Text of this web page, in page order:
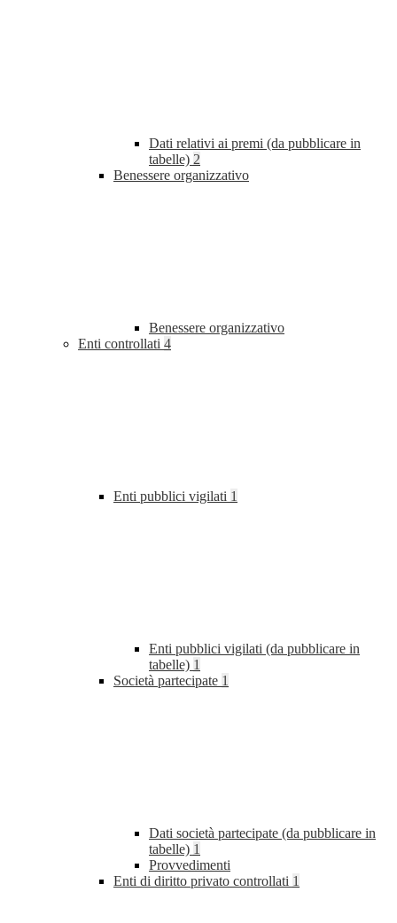
Dati relativi ai premi (da pubblicare in
tabelle) 2
Benessere organizzativo
Benessere organizzativo
Enti controllati 4
Enti pubblici vigilati 1
Enti pubblici vigilati (da pubblicare in
tabelle) 1
Società partecipate 1
Dati società partecipate (da pubblicare in
tabelle) 1
Provvedimenti
Enti di diritto privato controllati 1